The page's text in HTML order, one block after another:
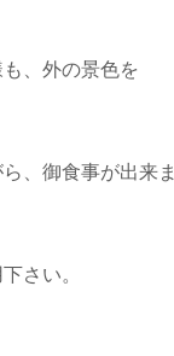
、外の景色を
、御食事が出来ま
さい。